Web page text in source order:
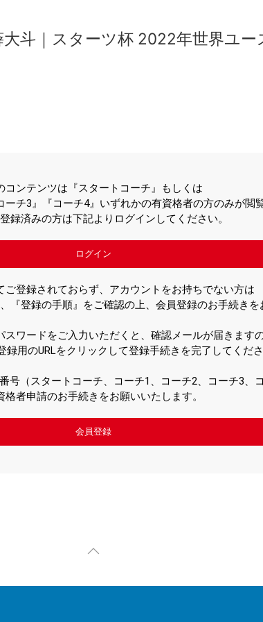
大斗｜スターツ杯 2022年世界ユ
コンテンツは『スタートコーチ』もしくは
ーチ3』『コーチ4』いずれかの有資格者の方のみが閲
録済みの方は下記よりログインしてください。
ログイン
ご登録されておらず、アカウントをお持ちでない方は
『登録の手順』をご確認の上、会員登録のお手続きを
スワードをご入力いただくと、確認メールが届きます
録用のURLをクリックして登録手続きを完了してくださ
号（スタートコーチ、コーチ1、コーチ2、コーチ3、
格者申請のお手続きをお願いいたします。
会員登録